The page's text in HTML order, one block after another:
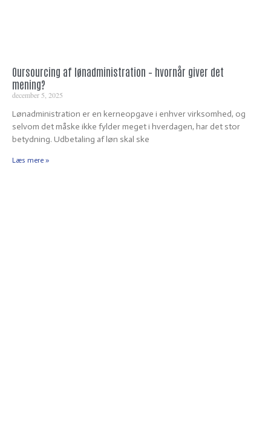
Oursourcing af lønadministration – hvornår giver det
mening?
december 5, 2025
Lønadministration er en kerneopgave i enhver virksomhed, og
selvom det måske ikke fylder meget i hverdagen, har det stor
betydning. Udbetaling af løn skal ske
Læs mere »